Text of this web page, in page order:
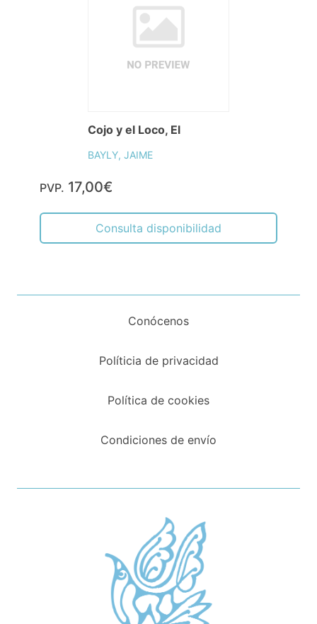
Cojo y el Loco, El
BAYLY, JAIME
PVP. 17,00€
Consulta disponibilidad
Conócenos
Políticia de privacidad
Política de cookies
Condiciones de envío